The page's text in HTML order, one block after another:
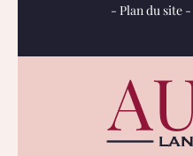
- Plan du site-